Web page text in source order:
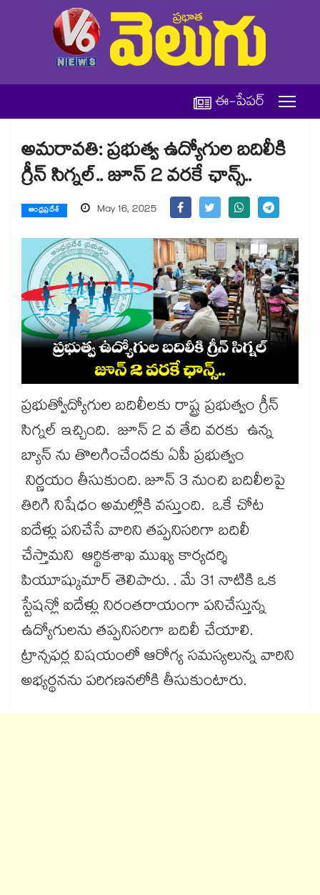
ఈ-పేపర్
అమరావతి: ప్రభుత్వ ఉద్యోగుల బదిలీకి
గ్రీన్​ సిగ్నల్​.. జూన్​ 2 వరకే ఛాన్స్​..
ఆంధ్రప్రదేశ్ May 16, 2025
ప్రభుత్వోద్యోగుల బదిలీలకు రాష్ట్ర ప్రభుత్వం గ్రీన్
సిగ్నల్ ఇచ్చింది. జూన్ 2 వ తేది వరకు ఉన్న
బ్యాన్​ ను తొలగించేందకు ఏపీ ప్రభుత్వం
నిర్ణయం తీసుకుంది. జూన్ 3 నుంచి బదిలీలపై
తిరిగి నిషేధం అమల్లోకి వస్తుంది. ఒకే చోట
ఐదేళ్లు పనిచేసే వారిని తప్పనిసరిగా బదిలీ
చేస్తామని ఆర్థికశాఖ ముఖ్య కార్యదర్శి
పియూష్కుమార్ తెలిపారు. . మే 31 నాటికి ఒక
స్టేషన్లో ఐదేళ్లు నిరంతరాయంగా పనిచేస్తున్న
ఉద్యోగులను తప్పనిసరిగా బదిలీ చేయాలి.
ట్రాన్సఫర్ల విషయంలో ఆరోగ్య సమస్యలున్న వారిని
అభ్యర్థనను పరిగణనలోకి తీసుకుంటారు.